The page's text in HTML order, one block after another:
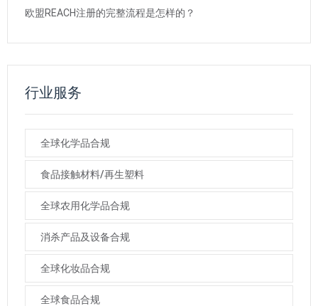
欧盟REACH注册的完整流程是怎样的？
行业服务
全球化学品合规
食品接触材料/再生塑料
全球农用化学品合规
消杀产品及设备合规
全球化妆品合规
全球食品合规